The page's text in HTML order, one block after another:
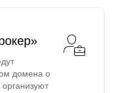
домена о